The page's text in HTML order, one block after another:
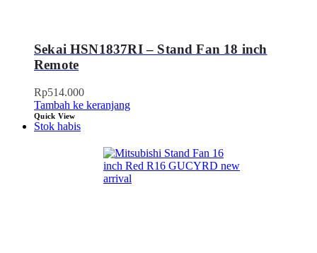
Sekai HSN1837RI – Stand Fan 18 inch
Remote
Rp514.000
Tambah ke keranjang
Quick View
Stok habis